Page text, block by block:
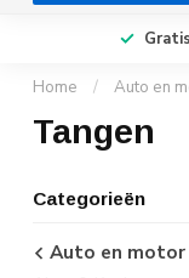
Gratis
Home / Auto en
Tangen
Categorieën
Auto en motor